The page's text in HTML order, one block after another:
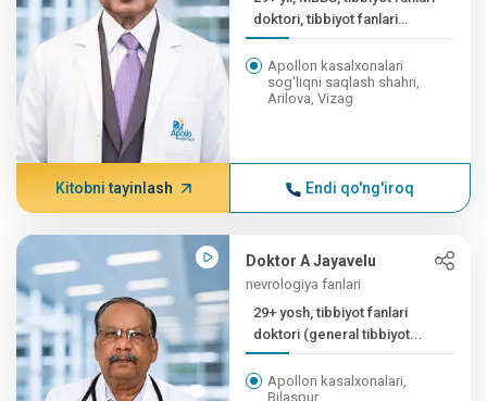
doktori, tibbiyot fanlari
doktori
Apollon kasalxonalari
sog'liqni saqlash shahri,
Arilova, Vizag
Kitobni tayinlash Endi qo'ng'iroq
Doktor A Jayavelu
nevrologiya fanlari
29+ yosh, tibbiyot fanlari
doktori (general tibbiyot...
Apollon kasalxonalari,
Bilaspur